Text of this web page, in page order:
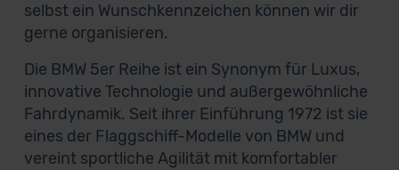
selbst ein Wunschkennzeichen können wir dir
gerne organisieren.
Die BMW 5er Reihe ist ein Synonym für Luxus,
innovative Technologie und außergewöhnliche
Fahrdynamik. Seit ihrer Einführung 1972 ist sie
eines der Flaggschiff-Modelle von BMW und
vereint sportliche Agilität mit komfortabler